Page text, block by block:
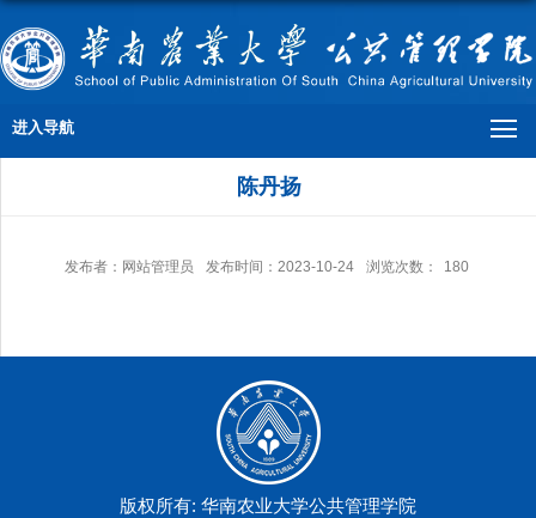
进入导航
陈丹扬
发布者：网站管理员 发布时间：2023-10-24 浏览次数： 180
版权所有: 华南农业大学公共管理学院